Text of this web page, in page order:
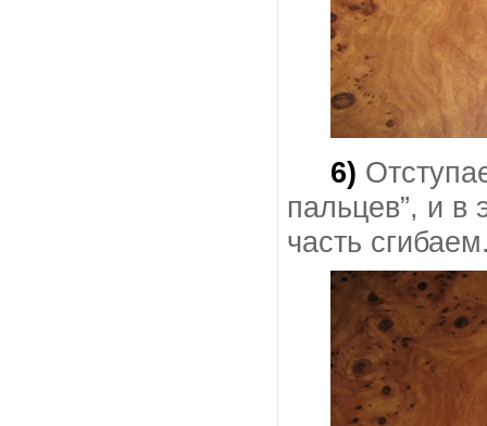
6)
пальцев”, и в
часть